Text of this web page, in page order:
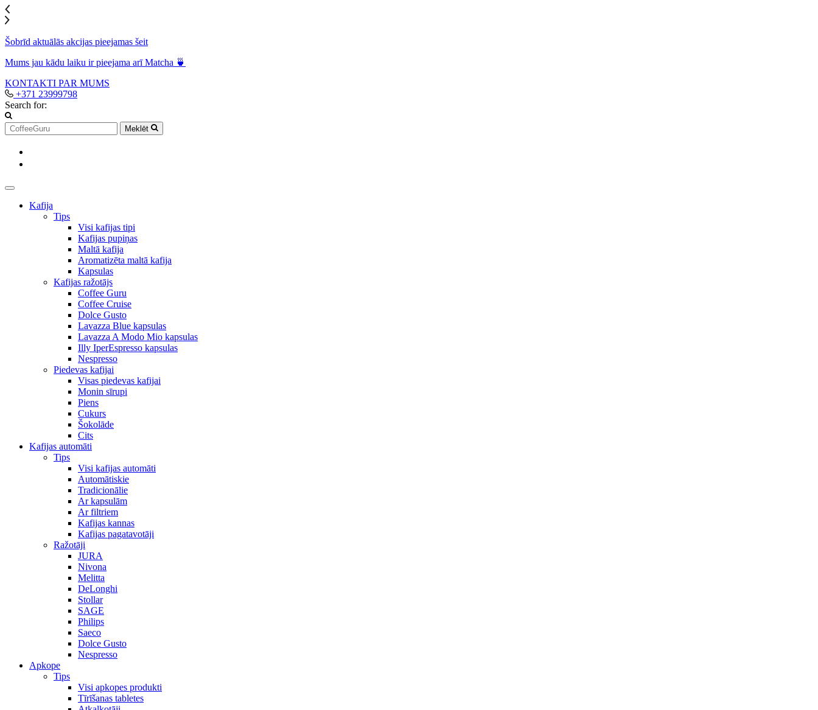
Šobrīd aktuālās akcijas pieejamas šeit
Mums jau kādu laiku ir pieejama arī Matcha 🍵
KONTAKTI PAR MUMS
+371 23999798
Search for:
Meklēt
Kafija
Tips
Visi kafijas tipi
Kafijas pupiņas
Maltā kafija
Aromatizēta maltā kafija
Kapsulas
Kafijas ražotājs
Coffee Guru
Coffee Cruise
Dolce Gusto
Lavazza Blue kapsulas
Lavazza A Modo Mio kapsulas
Illy IperEspresso kapsulas
Nespresso
Piedevas kafijai
Visas piedevas kafijai
Monin sīrupi
Piens
Cukurs
Šokolāde
Cits
Kafijas automāti
Tips
Visi kafijas automāti
Automātiskie
Tradicionālie
Ar kapsulām
Ar filtriem
Kafijas kannas
Kafijas pagatavotāji
Ražotāji
JURA
Nivona
Melitta
DeLonghi
Stollar
SAGE
Philips
Saeco
Dolce Gusto
Nespresso
Apkope
Tips
Visi apkopes produkti
Tīrīšanas tabletes